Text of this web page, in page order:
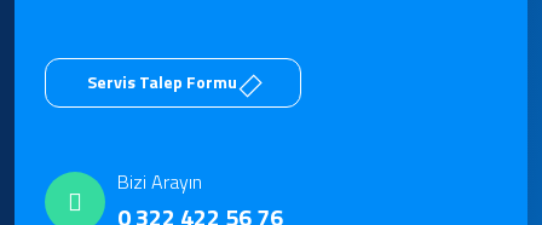
Servis Talep Formu
Bizi Arayın
0 322 422 56 76